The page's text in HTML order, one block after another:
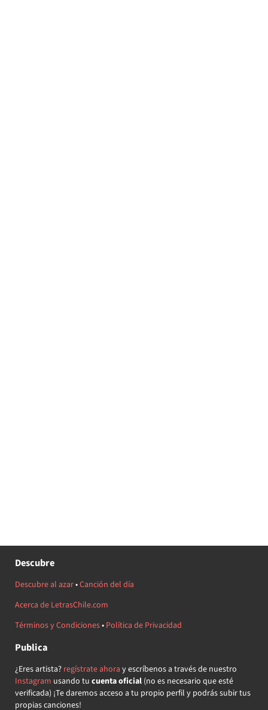
Descubre
Descubre al azar•Canción del día
Acerca de LetrasChile.com
Términos y Condiciones• Política de Privacidad
Publica
¿Eres artista? regístrate ahora y escríbenos a través de nuestro
Instagram usando tu cuenta oficial(no es necesario que esté
verificada) ¡Te daremos acceso a tu propio perfil y podrás subir tus
propias canciones!